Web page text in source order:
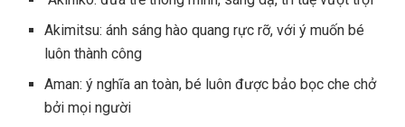
Akimitsu: ánh sáng hào quang rực rỡ, với ý muốn bé
luôn thành công
Aman: ý nghĩa an toàn, bé luôn được bảo bọc che chở
bởi mọi người